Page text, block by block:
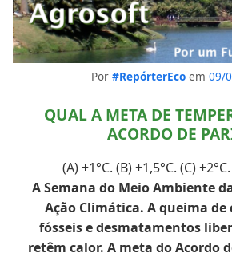
Por #RepórterEco em 09/
QUAL A META DE
ACORDO DE
(A) +1°C. (B) +1,5°C. (C)
A Semana do Meio Ambiente
Ação Climática. A queima
fósseis e desmatamentos
retêm calor. A meta do Acordo